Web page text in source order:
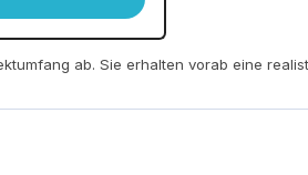
ab. Sie erhalten vorab eine